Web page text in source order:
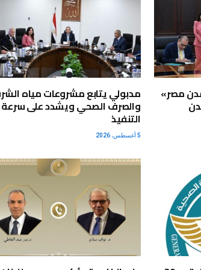
مصر» مدبولي يتابع مشروعات مياه
والصرف الصحي ويشدد على سرعة
التنفيذ
5 أغسطس، 2026